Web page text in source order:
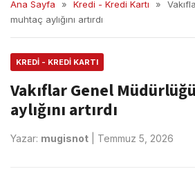
Ana Sayfa » Kredi - Kredi Kartı »
muhtaç aylığını artırdı
KREDI - KREDI KARTI
Vakıflar Genel
aylığını artırdı
Yazar: mugisnot Temmuz 5, 2026